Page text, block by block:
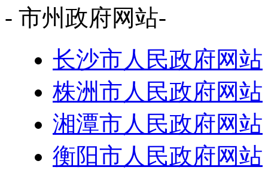
- 市州政府网站-
长沙市人民政府网站
株洲市人民政府网站
湘潭市人民政府网站
衡阳市人民政府网站